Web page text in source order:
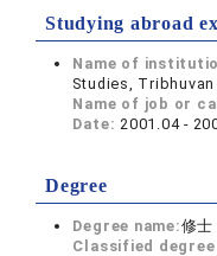
Studying abroad
Name of
Studies,
Name of job or
Date:2001.04 -
Degree
Degree name:修士
Classified